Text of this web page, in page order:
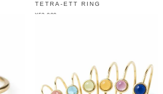
TETRA-ETT RING
¥53,900